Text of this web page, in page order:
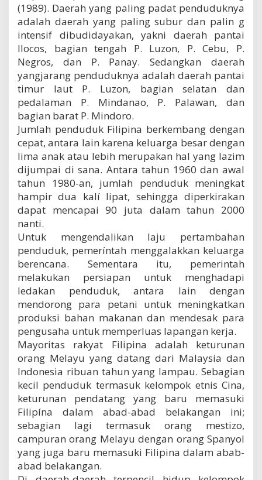
(1989). Daerah yang paling padat penduduknya
adalah daerah yang paling subur dan palin g
intensif dibudidayakan, yakni daerah pantai
Ilocos, bagian tengah P. Luzon, P. Cebu, P.
Negros, dan P. Panay. Sedangkan daerah
yangjarang penduduknya adalah daerah pantai
timur laut P. Luzon, bagian selatan dan
pedalaman P. Mindanao, P. Palawan, dan
bagian barat P. Mindoro.
Jumlah penduduk Filipina berkembang dengan
cepat, antara Iain karena keluarga besar dengan
lima anak atau lebih merupakan hal yang lazim
dijumpai di sana. Antara tahun 1960 dan awal
tahun 1980-an, jumlah penduduk meningkat
hampir dua kalí lipat, sehingga diperkirakan
dapat mencapai 90 juta dalam tahun 2000
nanti.
Untuk mengendalikan laju pertambahan
penduduk, pemeríntah menggalakkan keluarga
berencana. Sementara itu, pemerintah
melakukan persiapan untuk menghadapi
ledakan penduduk, antara lain dengan
mendorong para petani untuk meningkatkan
produksi bahan makanan dan mendesak para
pengusaha untuk memperluas lapangan kerja.
Mayoritas rakyat Filipina adalah keturunan
orang Melayu yang datang dari Malaysia dan
Indonesia ribuan tahun yang lampau. Sebagian
kecil penduduk termasuk kelompok etnis Cina,
keturunan pendatang yang baru memasuki
Filipína dalam abad-abad belakangan ini;
sebagian lagi termasuk orang mestizo,
campuran orang Melayu dengan orang Spanyol
yang juga baru memasuki Filipina dalam abab-
abad belakangan.